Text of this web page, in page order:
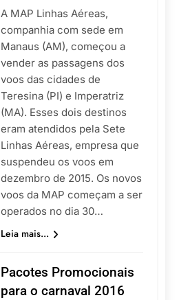
A MAP Linhas Aéreas,
companhia com sede em
Manaus (AM), começou a
vender as passagens dos
voos das cidades de
Teresina (PI) e Imperatriz
(MA). Esses dois destinos
eram atendidos pela Sete
Linhas Aéreas, empresa que
suspendeu os voos em
dezembro de 2015. Os novos
voos da MAP começam a ser
operados no dia 30…
Leia mais...
Pacotes Promocionais
para o carnaval 2016